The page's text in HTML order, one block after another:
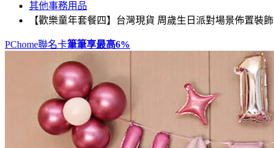
其他事務用品
【歡樂童年套餐四】台灣現貨 周歲生日派對場景佈置裝
PChome聯名卡筆筆享最高6%